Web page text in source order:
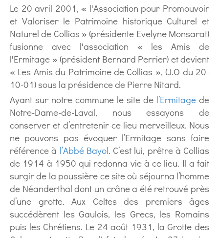
Le 20 avril 2001, « l'Association pour Promouvoir
et Valoriser le Patrimoine historique Culturel et
Naturel de Collias » (présidente Evelyne Monsarat)
fusionne avec l'association « les Amis de
l'Ermitage » (président Bernard Perrier) et devient
« Les Amis du Patrimoine de Collias », (J.O du 20-
10-01) sous la présidence de Pierre Nitard.
Ayant sur notre commune le site de l’Ermitage de
Notre-Dame-de-Laval, nous essayons de
conserver et d’entretenir ce lieu merveilleux. Nous
ne pouvons pas évoquer l’Ermitage sans faire
référence à l’Abbé Bayol. C’est lui, prêtre à Collias
de 1914 à 1950 qui redonna vie à ce lieu. Il a fait
surgir de la poussière ce site où séjourna l’homme
de Néanderthal dont un crâne a été retrouvé près
d’une grotte. Aux Celtes des premiers âges
succédèrent les Gaulois, les Grecs, les Romains
puis les Chrétiens. Le 24 août 1931, la Grotte des